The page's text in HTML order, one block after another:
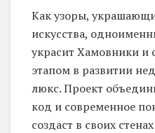
Как узоры,
искусства,
украсит Хамовники и
этапом в развитии
люкс. Проект
код и современное
создаст в своих